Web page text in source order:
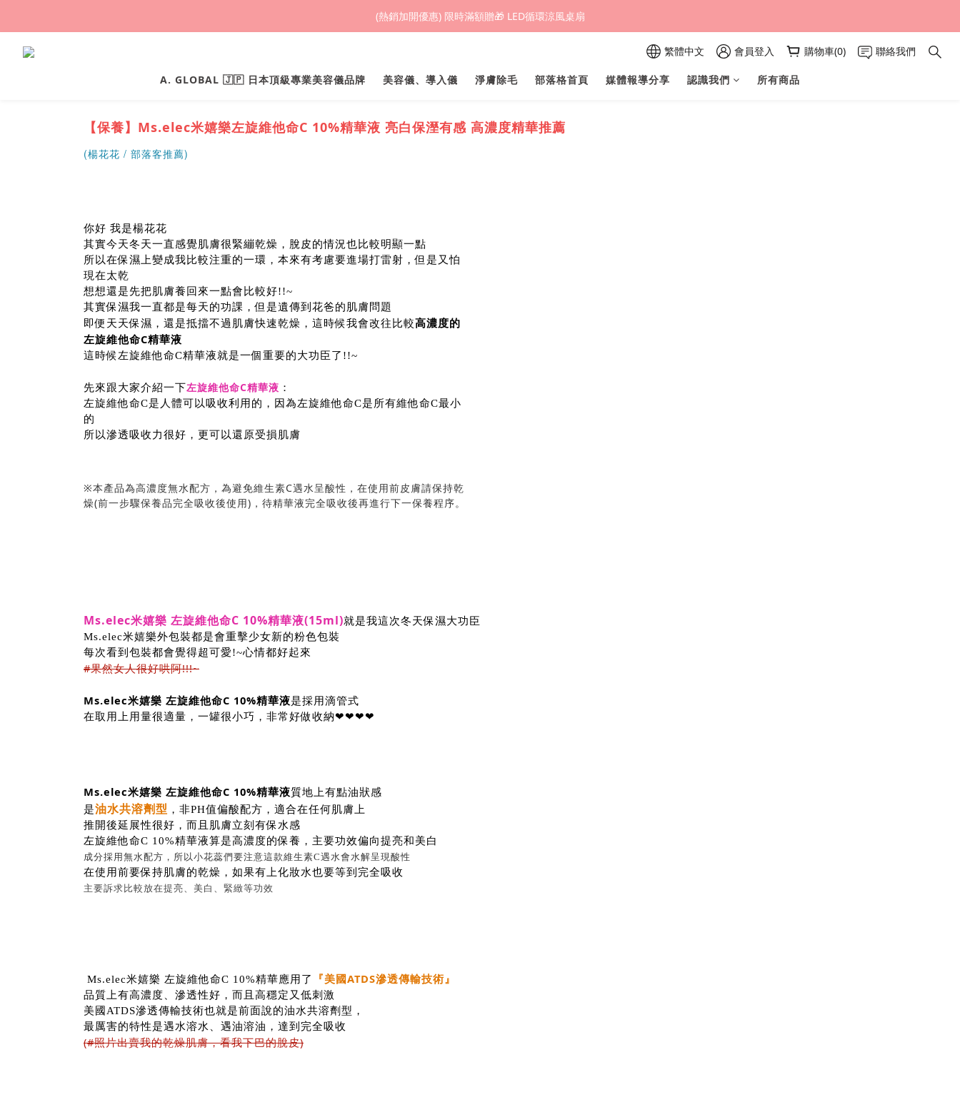
(熱銷加開優惠) 限時滿額贈🎁 LED循環涼風桌扇
(熱銷加開優惠) 限時滿額贈🎁 LED循環涼風桌扇
(熱銷加開優惠) 限時滿額贈🎁 LED循環涼風桌扇
繁體中文 會員登入 購物車(0) 聯絡我們
A. GLOBAL 🇯🇵 日本頂級專業美容儀品牌 美容儀、導入儀 淨膚除毛 部落格首頁 媒體報導分享 認識我們 所有商品
【保養】Ms.elec米嬉樂左旋維他命C 10%精華液 亮白保溼有感 高濃度精華推薦
(楊花花 / 部落客推薦)
你好 我是楊花花
其實今天冬天一直感覺肌膚很緊繃乾燥，脫皮的情況也比較明顯一點
所以在保濕上變成我比較注重的一環，本來有考慮要進場打雷射，但是又怕
現在太乾
想想還是先把肌膚養回來一點會比較好!!~
其實保濕我一直都是每天的功課，但是遺傳到花爸的肌膚問題
即便天天保濕，還是抵擋不過肌膚快速乾燥，這時候我會改往比較高濃度的
左旋維他命C精華液
這時候左旋維他命C精華液就是一個重要的大功臣了!!~
先來跟大家介紹一下左旋維他命C精華液 ：
左旋維他命C是人體可以吸收利用的，因為左旋維他命C是所有維他命C最小
的
所以滲透吸收力很好，更可以還原受損肌膚
※本產品為高濃度無水配方，為避免維生素C遇水呈酸性，在使用前皮膚請保持乾
燥(前一步驟保養品完全吸收後使用)，待精華液完全吸收後再進行下一保養程序。
Ms.elec米嬉樂 左旋維他命C 10%精華液(15ml)就是我這次冬天保濕大功臣
Ms.elec米嬉樂外包裝都是會重擊少女新的粉色包裝
每次看到包裝都會覺得超可愛!~心情都好起來
#果然女人很好哄阿!!!~
Ms.elec米嬉樂 左旋維他命C 10%精華液是採用滴管式
在取用上用量很適量，一罐很小巧，非常好做收納❤❤❤❤
Ms.elec米嬉樂 左旋維他命C 10%精華液質地上有點油狀感
是油水共溶劑型 ，非PH值偏酸配方，適合在任何肌膚上
推開後延展性很好，而且肌膚立刻有保水感
左旋維他命C 10%精華液算是高濃度的保養，主要功效偏向提亮和美白
成分採用無水配方，所以小花蕊們要注意這款維生素C遇水會水解呈現酸性
在使用前要保持肌膚的乾燥，如果有上化妝水也要等到完全吸收
主要訴求比較放在提亮、美白、緊緻等功效
Ms.elec米嬉樂 左旋維他命C 10%精華應用了 『美國ATDS滲透傳輸技術』
品質上有高濃度、滲透性好，而且高穩定又低刺激
美國ATDS滲透傳輸技術也就是前面說的油水共溶劑型，
最厲害的特性是遇水溶水、遇油溶油，達到完全吸收
(#照片出賣我的乾燥肌膚，看我下巴的脫皮)